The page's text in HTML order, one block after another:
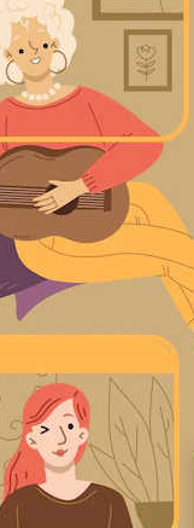
ブ制作を導くためのプラ
エイター、企業、代理
100万人以上が利用して
Freepik Company S.L.U.